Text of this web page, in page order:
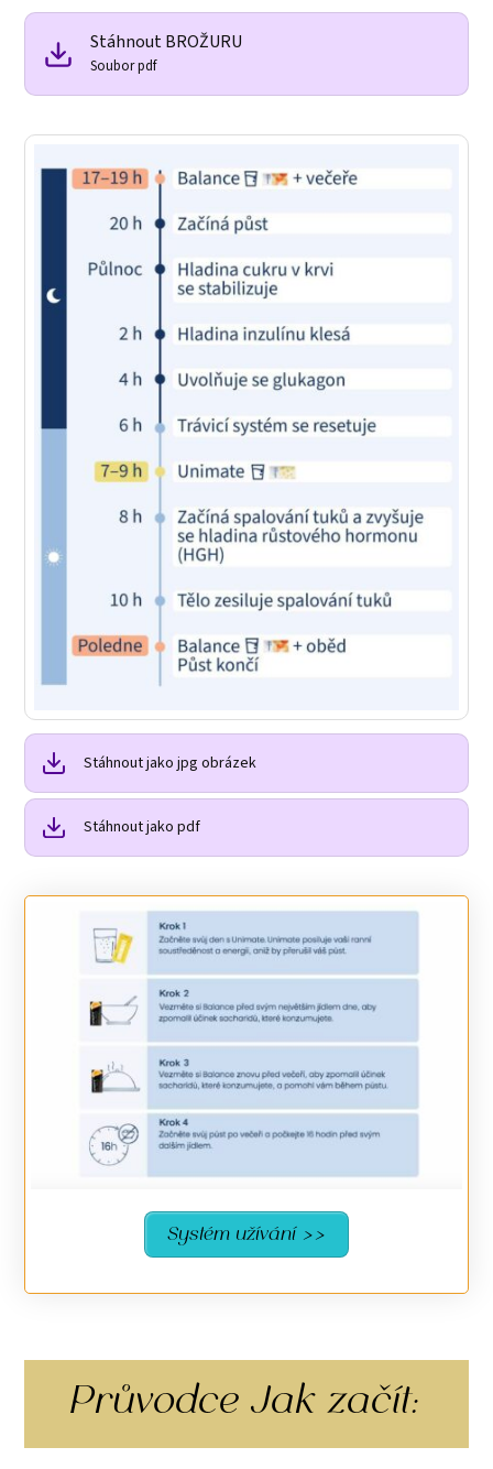
Stáhnout BROŽURU
Soubor pdf
Stáhnout jako jpg obrázek
Stáhnout jako pdf
Systém užívání >>
Průvodce Jak začít: